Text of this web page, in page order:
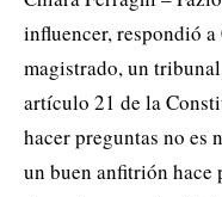
influencer, respondió
magistrado, un
artículo 21 de la
hacer preguntas no es
un buen anfitrión hace